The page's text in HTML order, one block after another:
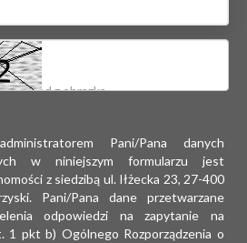
Pani/Pana danych
w niniejszym formularzu jest
z siedzibą ul. Iłżecka 23, 27-400
Pani/Pana dane przetwarzane
odpowiedzi na zapytanie na
pkt b) Ogólnego Rozporządzenia o